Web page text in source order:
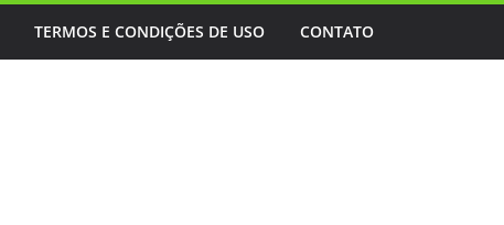
TERMOS E CONDIÇÕES DE USO CONTATO